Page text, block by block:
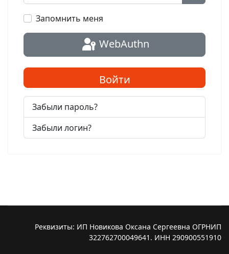
Запомнить меня
WebAuthn
Войти
Забыли пароль?
Забыли логин?
Реквизиты: ИП Новикова Оксана Сергеевна ОГРНИП
322762700049641. ИНН 290900551910